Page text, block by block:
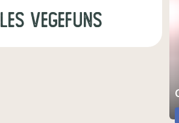
les vegefuns